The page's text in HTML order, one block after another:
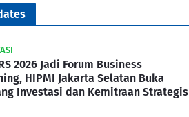
2026 Jadi Forum Business
HIPMI Jakarta Selatan Buka
Investasi dan Kemitraan Strategis